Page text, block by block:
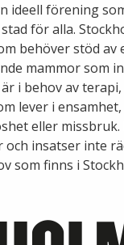
ideell förening
för alla.
behöver stöd av
mammor som
i behov av
lever i
eller
insatser inte
som finns i